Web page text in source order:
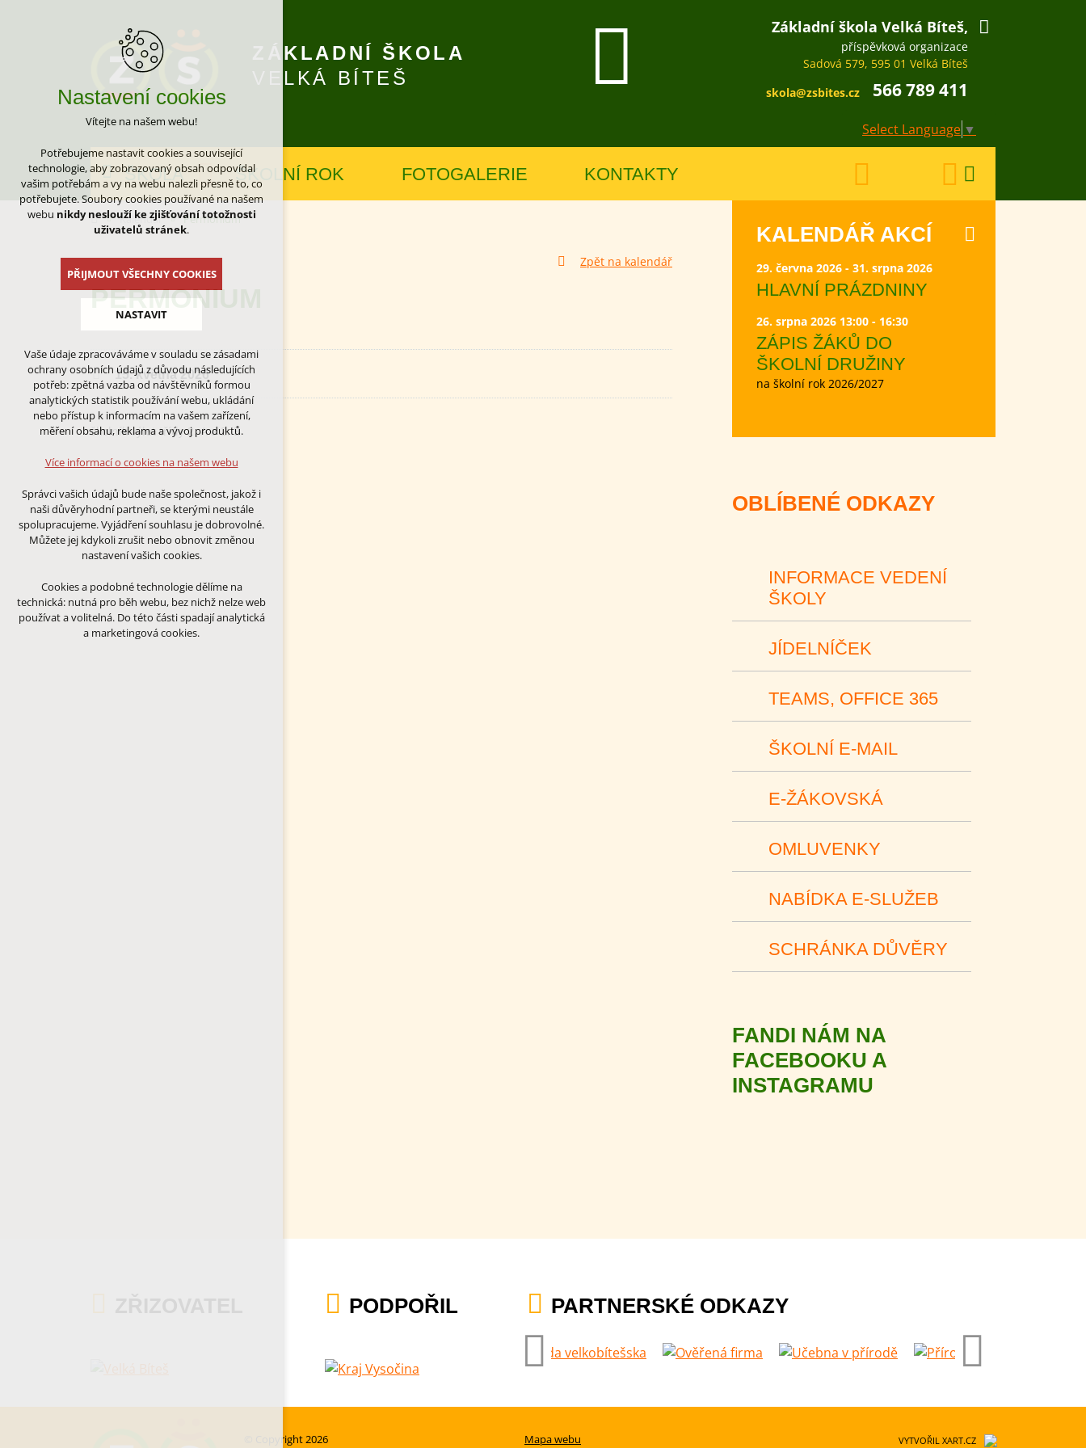
ZÁKLADNÍ ŠKOLA
VELKÁ BÍTEŠ
Základní škola Velká Bíteš,
příspěvková organizace
Sadová 579, 595 01 Velká Bíteš
skola@zsbites.cz
566 789 411
Select Language ▼
ŠKOLA ŠKOLNÍ ROK FOTOGALERIE KONTAKTY
Kalendář Permonium
Zpět na kalendář
PERMONIUM
15. května 2026
školník výlet třídy 2. A a 2. B
KALENDÁŘ AKCÍ
29. června 2026 - 31. srpna 2026
HLAVNÍ PRÁZDNINY
26. srpna 2026 13:00 - 16:30
ZÁPIS ŽÁKŮ DO
ŠKOLNÍ DRUŽINY
na školní rok 2026/2027
OBLÍBENÉ ODKAZY
INFORMACE VEDENÍ
ŠKOLY
JÍDELNÍČEK
TEAMS, OFFICE 365
ŠKOLNÍ E-MAIL
E-ŽÁKOVSKÁ
OMLUVENKY
NABÍDKA E-SLUŽEB
SCHRÁNKA DŮVĚRY
FANDI NÁM NA
FACEBOOKU A
INSTAGRAMU
PODPOŘIL PARTNERSKÉ ODKAZY
© Copyright 2026
VYTVOŘIL XART.CZ
Mapa webu
Nastavení cookies
Vítejte na našem webu!
Potřebujeme nastavit cookies a související
technologie, aby zobrazovaný obsah odpovídal
vašim potřebám a vy na webu nalezli přesně to, co
potřebujete. Soubory cookies používané na našem
webu nikdy neslouží ke zjišťování totožnosti
uživatelů stránek.
PŘIJMOUT VŠECHNY COOKIES
NASTAVIT
Technická cookies
nutná pro provozování webu
udržení kontextu stránek (session):
případná přihlášení, volby jazyka, apod.
Volitelná cookies
analytická pro anonymizované
vyhodnocení návštěvnosti
marketingová cookies (Google)
Více informací o cookies na našem webu
ODMÍTNOUT VŠE
Vaše údaje zpracováváme v souladu se zásadami
ochrany osobních údajů z důvodu následujících
potřeb: zpětná vazba od návštěvníků formou
analytických statistik používání webu, ukládání
nebo přístup k informacím na vašem zařízení,
měření obsahu, reklama a vývoj produktů.
Více informací o cookies na našem webu
Správci vašich údajů bude naše společnost, jakož i
naši důvěryhodní partneři, se kterými neustále
spolupracujeme. Vyjádření souhlasu je dobrovolné.
Můžete jej kdykoli zrušit nebo obnovit změnou
nastavení vašich cookies.
Cookies a podobné technologie dělíme na
technická: nutná pro běh webu, bez nichž nelze web
používat a volitelná. Do této části spadají analytická
a marketingová cookies.